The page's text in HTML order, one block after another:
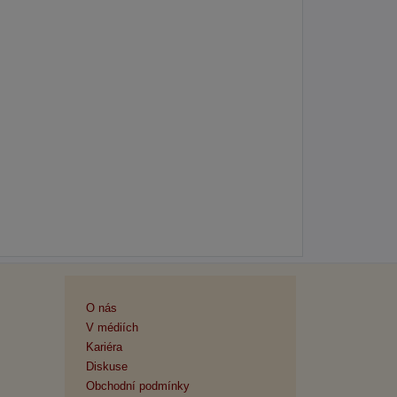
O nás
V médiích
Kariéra
Diskuse
Obchodní podmínky